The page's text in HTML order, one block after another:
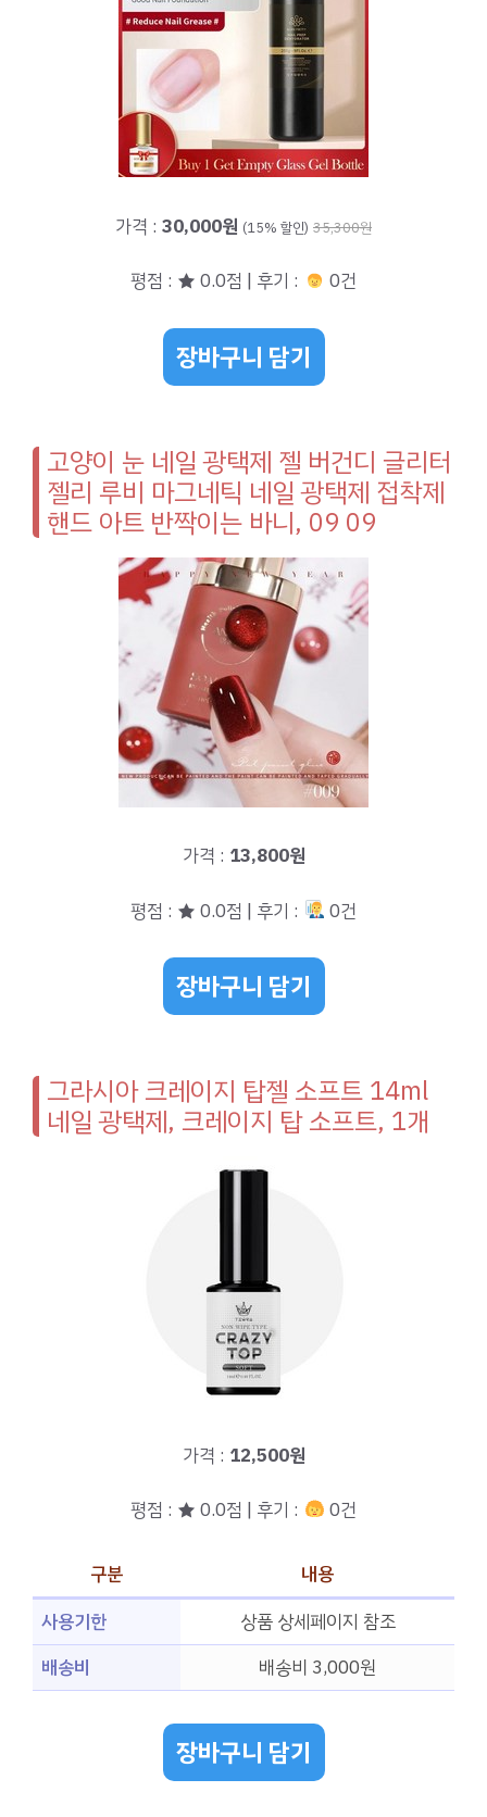
가격 : 30,000원 (15% 할인) 35,300원
평점 : ★ 0.0점 | 후기 : 0건
장바구니 담기
고양이 눈 네일 광택제 젤 버건디 글리터
젤리 루비 마그네틱 네일 광택제 접착제
핸드 아트 반짝이는 바니, 09 09
가격 : 13,800원
평점 : ★ 0.0점 | 후기 : 0건
장바구니 담기
그라시아 크레이지 탑젤 소프트 14ml
네일 광택제, 크레이지 탑 소프트, 1개
가격 : 12,500원
평점 : ★ 0.0점 | 후기 : 0건
구분
내용
사용기한
상품 상세페이지 참조
배송비
배송비 3,000원
장바구니 담기